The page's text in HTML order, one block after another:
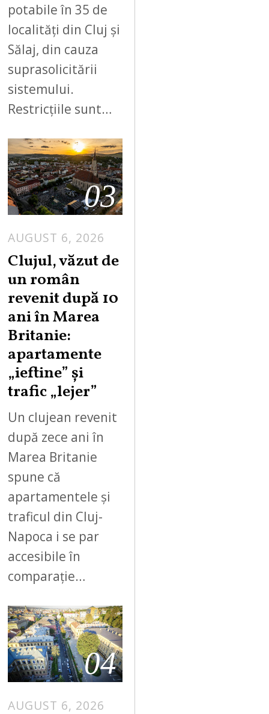
potabile în 35 de
localități din Cluj și
Sălaj, din cauza
suprasolicitării
sistemului.
Restricțiile sunt…
03
AUGUST 6, 2026
Clujul, văzut de
un român
revenit după 10
ani în Marea
Britanie:
apartamente
„ieftine” și
trafic „lejer”
Un clujean revenit
după zece ani în
Marea Britanie
spune că
apartamentele și
traficul din Cluj-
Napoca i se par
accesibile în
comparație…
04
AUGUST 6, 2026